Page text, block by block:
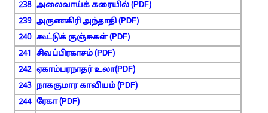
238 அலைவாய்க் கரையில் (PDF)
239 அருணகிரி அந்தாதி (PDF)
240 கூட்டுக் குஞ்சுகள் (PDF)
241
சிவப்பிரகாசம் (PDF)
242 ஏகாம்பரநாதர் உலா(PDF)
243
நாககுமார காவியம் (PDF)
244 ரேகா (PDF)